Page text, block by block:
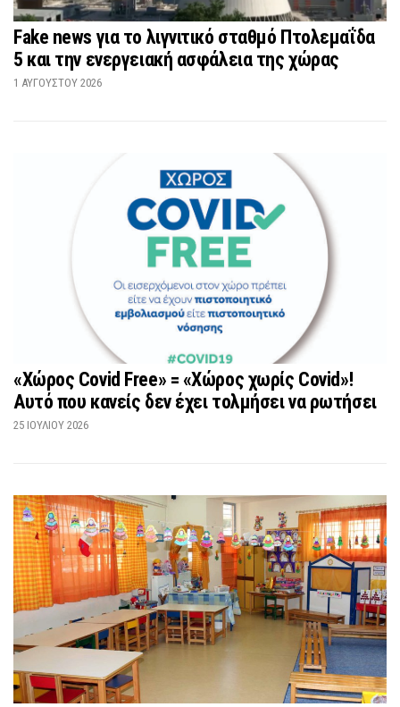
Fake news για το λιγνιτικό σταθμό Πτολεμαΐδα
5 και την ενεργειακή ασφάλεια της χώρας
1 ΑΥΓΟΎΣΤΟΥ 2026
«Χώρος Covid Free» = «Χώρος χωρίς Covid»!
Αυτό που κανείς δεν έχει τολμήσει να ρωτήσει
25 ΙΟΥΛΊΟΥ 2026